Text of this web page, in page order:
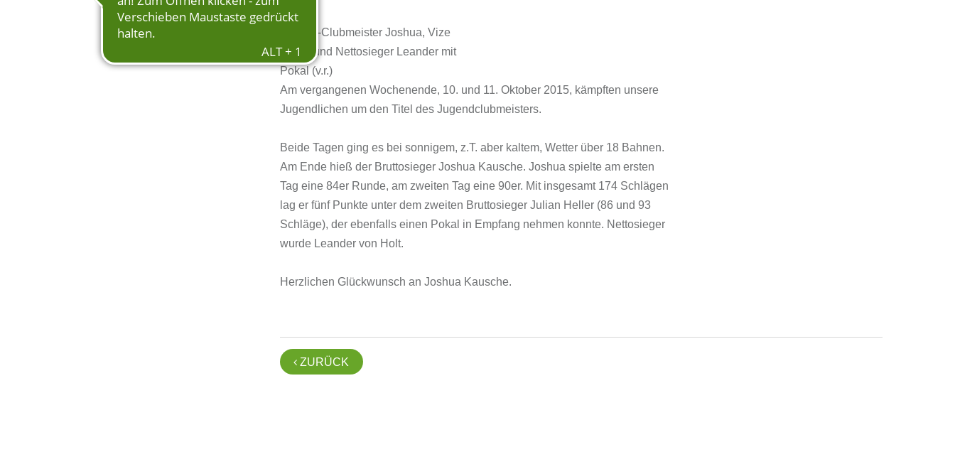
Jugend-Clubmeister Joshua, Vize
Julian und Nettosieger Leander mit
Pokal (v.r.)
Am vergangenen Wochenende, 10. und 11. Oktober 2015, kämpften unsere
Jugendlichen um den Titel des Jugendclubmeisters.
Beide Tagen ging es bei sonnigem, z.T. aber kaltem, Wetter über 18 Bahnen.
Am Ende hieß der Bruttosieger Joshua Kausche. Joshua spielte am ersten
Tag eine 84er Runde, am zweiten Tag eine 90er. Mit insgesamt 174 Schlägen
lag er fünf Punkte unter dem zweiten Bruttosieger Julian Heller (86 und 93
Schläge), der ebenfalls einen Pokal in Empfang nehmen konnte. Nettosieger
wurde Leander von Holt.
Herzlichen Glückwunsch an Joshua Kausche.
 ZURÜCK